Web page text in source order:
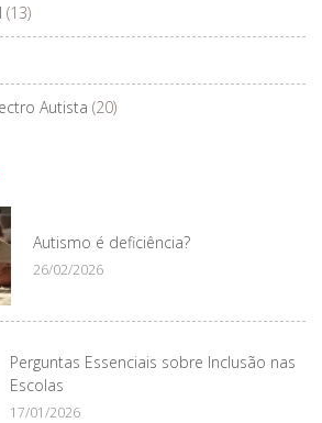
(13)
Autista (20)
Autismo é deficiência?
26/02/2026
Perguntas Essenciais sobre Inclusão nas
Escolas
17/01/2026